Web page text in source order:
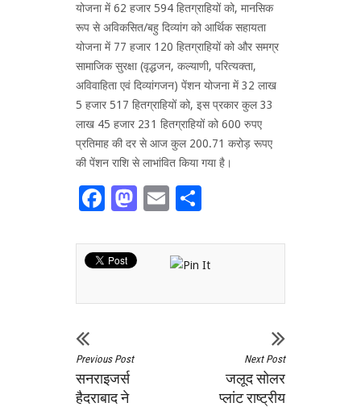
योजना में 62 हजार 594 हितग्राहियों को, मानसिक
रूप से अविकसित/बहु दिव्यांग को आर्थिक सहायता
योजना में 77 हजार 120 हितग्राहियों को और समग्र
सामाजिक सुरक्षा (वृद्धजन, कल्याणी, परित्यक्ता,
अविवाहिता एवं दिव्यांगजन) पेंशन योजना में 32 लाख
5 हजार 517 हितग्राहियों को, इस प्रकार कुल 33
लाख 45 हजार 231 हितग्राहियों को 600 रुपए
प्रतिमाह की दर से आज कुल 200.71 करोड़ रूपए
की पेंशन राशि से लाभांवित किया गया है।
Facebook
Mastodon
Email
Previous Post
सनराइजर्स
हैदराबाद ने
Next Post
जलूद सोलर
प्लांट राष्ट्रीय